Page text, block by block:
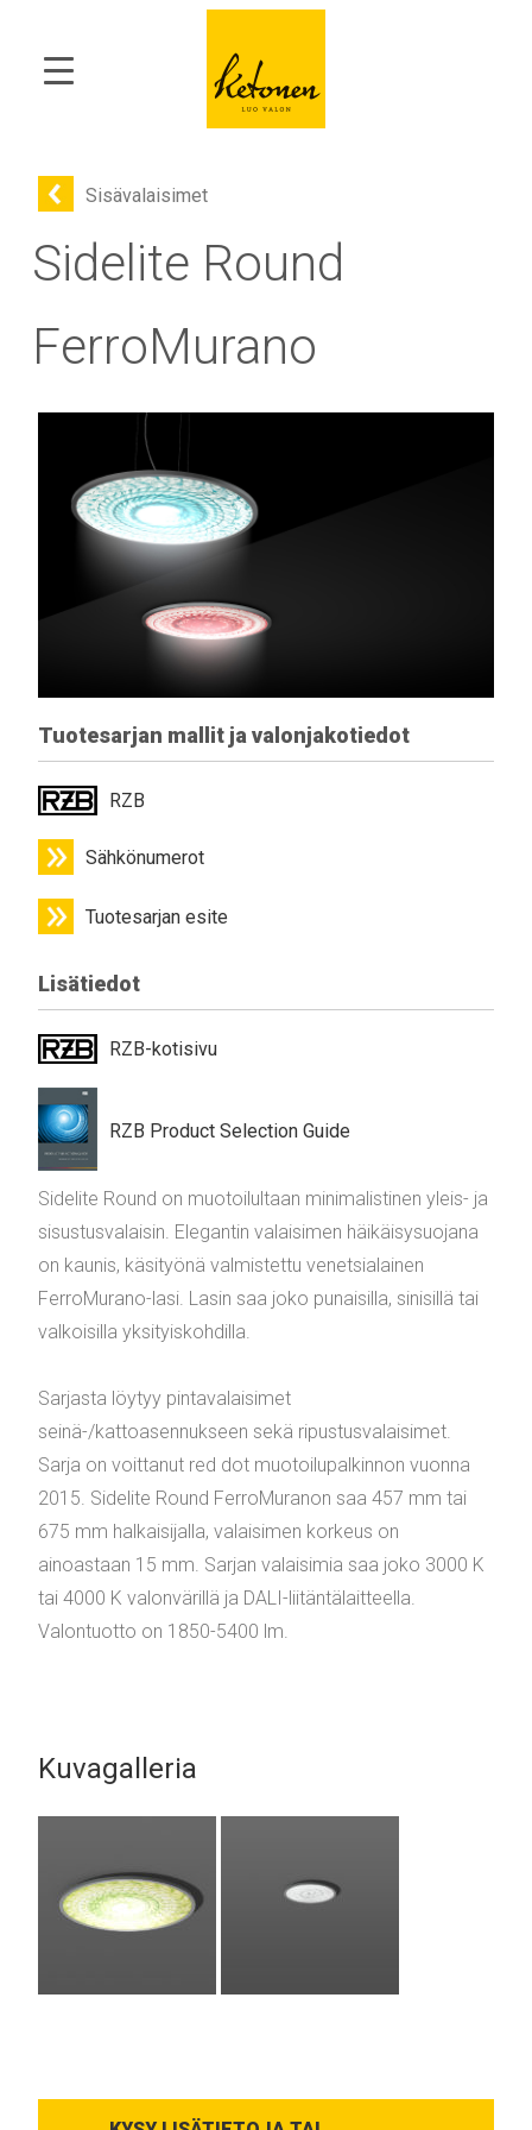
Sisävalaisimet
Sidelite Round
FerroMurano
Tuotesarjan mallit ja valonjakotiedot
RZB
Sähkönumerot
Tuotesarjan esite
Lisätiedot
RZB-kotisivu
RZB Product Selection Guide
Sidelite Round on muotoilultaan minimalistinen yleis- ja
sisustusvalaisin. Elegantin valaisimen häikäisysuojana
on kaunis, käsityönä valmistettu venetsialainen
FerroMurano-lasi. Lasin saa joko punaisilla, sinisillä tai
valkoisilla yksityiskohdilla.
Sarjasta löytyy pintavalaisimet
seinä-/kattoasennukseen sekä ripustusvalaisimet.
Sarja on voittanut red dot muotoilupalkinnon vuonna
2015. Sidelite Round FerroMuranon saa 457 mm tai
675 mm halkaisijalla, valaisimen korkeus on
ainoastaan 15 mm. Sarjan valaisimia saa joko 3000 K
tai 4000 K valonvärillä ja DALI-liitäntälaitteella.
Valontuotto on 1850-5400 lm.
Kuvagalleria